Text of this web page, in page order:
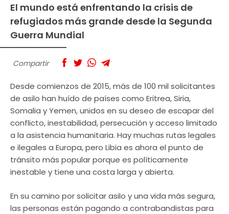
El mundo está enfrentando la crisis de
refugiados más grande desde la Segunda
Guerra Mundial
Compartir
Desde comienzos de 2015, más de 100 mil solicitantes
de asilo han huído de países como Eritrea, Siria,
Somalia y Yemen, unidos en su deseo de escapar del
conflicto, inestabilidad, persecución y acceso limitado
a la asistencia humanitaria. Hay muchas rutas legales
e ilegales a Europa, pero Libia es ahora el punto de
tránsito más popular porque es políticamente
inestable y tiene una costa larga y abierta.
En su camino por solicitar asilo y una vida más segura,
las personas están pagando a contrabandistas para